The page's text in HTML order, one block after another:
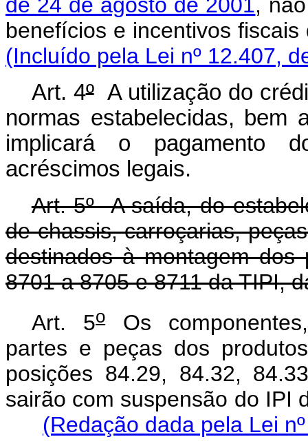
benefícios e
(Incluído pela Lei nº 12.407,
Art. 4ºA utilização do
normas estabelecidas, bem
implicará o pagamento
acréscimos legais.
Art. 5º A saída, do
de chassis, carroçarias,
destinados à montagem dos
8701 a 8705 e 8711 da TIPI,
Art. 5oOs
partes e peças dos
posições 84.29, 84.32,
sairão com suspensão do
(Redação dada pela Lei